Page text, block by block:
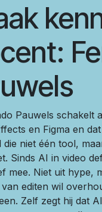
Pauwels schakelt
en Figma en
die niet één tool,
Sinds AI in video
mee. Niet uit hype,
van editen wil
Zelf zegt hij dat